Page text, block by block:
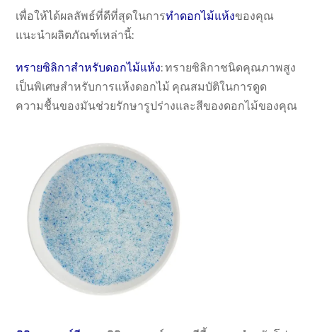
เพื่อให้ได้ผลลัพธ์ที่ดีที่สุดในการทำดอกไม้แห้งของคุณ
แนะนำผลิตภัณฑ์เหล่านี้:
ทรายซิลิกาสำหรับดอกไม้แห้ง: ทรายซิลิกาชนิดคุณภาพสูง
เป็นพิเศษสำหรับการแห้งดอกไม้ คุณสมบัติในการดูด
ความชื้นของมันช่วยรักษารูปร่างและสีของดอกไม้ของคุณ